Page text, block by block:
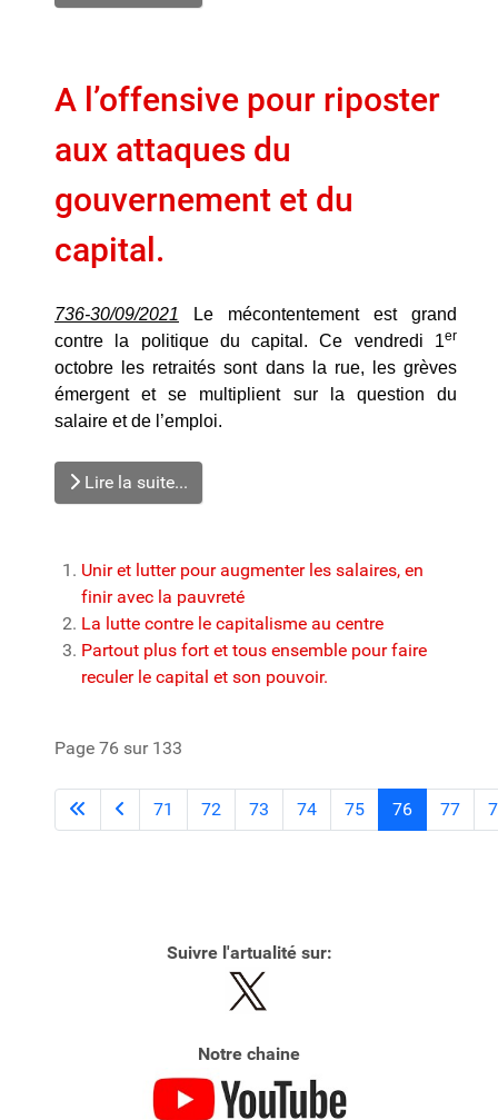
A l’offensive pour riposter
aux attaques du
gouvernement et du
capital.
736-30/09/2021 Le mécontentement est grand
contre la politique du capital. Ce vendredi 1er
octobre les retraités sont dans la rue, les grèves
émergent et se multiplient sur la question du
salaire et de l’emploi.
Lire la suite...
Unir et lutter pour augmenter les salaires, en
finir avec la pauvreté
La lutte contre le capitalisme au centre
Partout plus fort et tous ensemble pour faire
reculer le capital et son pouvoir.
Page 76 sur 133
71 72 73 74 75 76 77
Suivre l'artualité sur:
Notre chaine